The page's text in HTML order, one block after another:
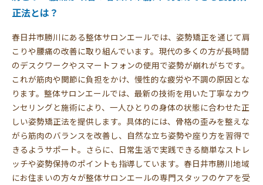
正法とは？
春日井市勝川にある整体サロンエールでは、姿勢矯正を通じて肩
こりや腰痛の改善に取り組んでいます。現代の多くの方が長時間
のデスクワークやスマートフォンの使用で姿勢が崩れがちです。
これが筋肉や関節に負担をかけ、慢性的な疲労や不調の原因とな
ります。整体サロンエールでは、最新の技術を用いた丁寧なカウ
ンセリングと施術により、一人ひとりの身体の状態に合わせた正
しい姿勢矯正法を提供します。具体的には、骨格の歪みを整えな
がら筋肉のバランスを改善し、自然な立ち姿勢や座り方を習得で
きるようサポート。さらに、日常生活で実践できる簡単なストレ
ッチや姿勢保持のポイントも指導しています。春日井市勝川地域
にお住まいの方々が整体サロンエールの専門スタッフのケアを受